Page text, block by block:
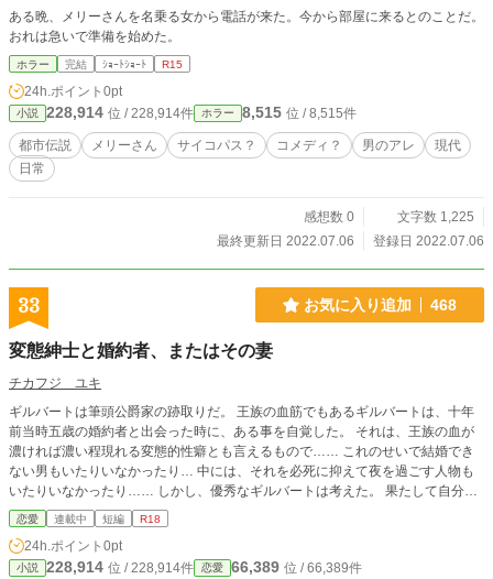
ある晩、メリーさんを名乗る女から電話が来た。今から部屋に来るとのことだ。
おれは急いで準備を始めた。
ホラー 完結 ｼｮｰﾄｼｮｰﾄ R15
24h.ポイント 0pt
小説 228,914 位 / 228,914件 ホラー 8,515 位 / 8,515件
都市伝説 メリーさん サイコパス？ コメディ？ 男のアレ
現代
日常
感想数 0
文字数 1,225
最終更新日 2022.07.06
登録日 2022.07.06
33 お気に入り追加 468
変態紳士と婚約者、またはその妻
チカフジ ユキ
ギルバートは筆頭公爵家の跡取りだ。 王族の血筋でもあるギルバートは、十年
前当時五歳の婚約者と出会った時に、ある事を自覚した。 それは、王族の血が
濃ければ濃い程現れる変態的性癖とも言えるもので…… これのせいで結婚でき
ない男もいたりいなかったり… 中には、それを必死に抑えて夜を過ごす人物も
いたりいなかったり…… しかし、優秀なギルバートは考えた。 果たして自分の
欲望を抑え込むことが出来るのだろうかと。 答えは簡単。 できるだろうがやり
たくない。 でも、別に問題ないんじゃないか？ 表に出なければ分からない。 犯
罪行為も知られなければ罪にはならない。 相手に嫌がらなければ合法だ――
と。 そして、十年後。 婚約者リリアーヌは、遅咲きの反抗期に入っていた。
恋愛 連載中 短編 R18
24h.ポイント 0pt
小説 228,914 位 / 228,914件 恋愛 66,389 位 / 66,389件